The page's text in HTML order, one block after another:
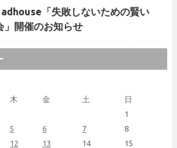
「失敗しないための賢い
」開催のお知らせ
木 金 土 日
1
5 6 7
8
12 13 14
15